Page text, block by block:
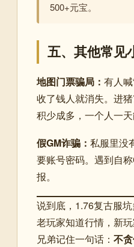
500+元宝。
五、其他常见
地图门票骗局： 有人喊
收了钱人就消失。进
积少成多，一个人一天
假GM诈骗： 私服里没
要账号密码。遇到自
报。
说到底，1.76复古服坑
老玩家知道行情，新
兄弟记住一句话： 不